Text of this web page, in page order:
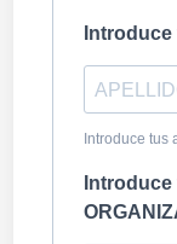
Introduce tus